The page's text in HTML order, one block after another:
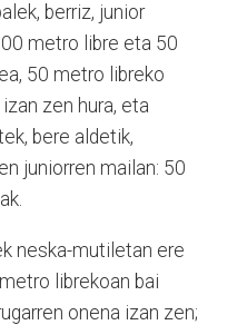
berriz, junior
metro libre eta 50
50 metro libreko
zen hura, eta
bere aldetik,
juniorren mailan: 50
neska-mutiletan ere
librekoan bai
onena izan zen;